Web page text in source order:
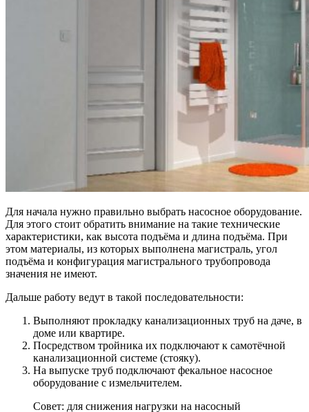
Для начала нужно правильно выбрать насосное оборудование.
Для этого стоит обратить внимание на такие технические
характеристики, как высота подъёма и длина подъёма. При
этом материалы, из которых выполнена магистраль, угол
подъёма и конфигурация магистрального трубопровода
значения не имеют.
Дальше работу ведут в такой последовательности:
Выполняют прокладку канализационных труб на даче, в
доме или квартире.
Посредством тройника их подключают к самотёчной
канализационной системе (стояку).
На выпуске труб подключают фекальное насосное
оборудование с измельчителем.
Совет: для снижения нагрузки на насосный